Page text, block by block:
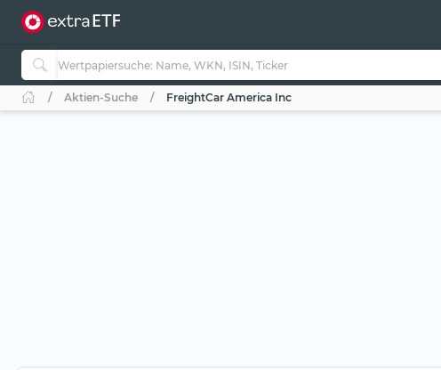
Aktien-Suche FreightCar America Inc